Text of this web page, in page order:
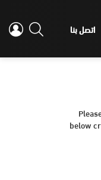
اتصل بنا SEARCH
below